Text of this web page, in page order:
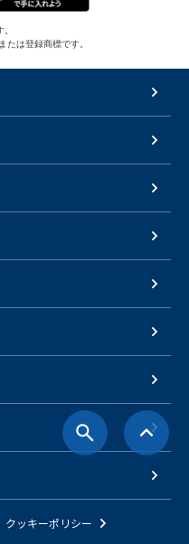
は登録商標です。
クッキーポリシー